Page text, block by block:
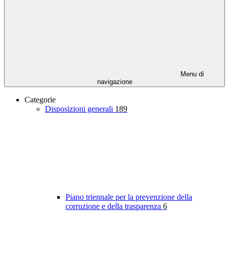
Menu di
navigazione
Categorie
Disposizioni generali 189
Piano triennale per la prevenzione della
corruzione e della trasparenza 6